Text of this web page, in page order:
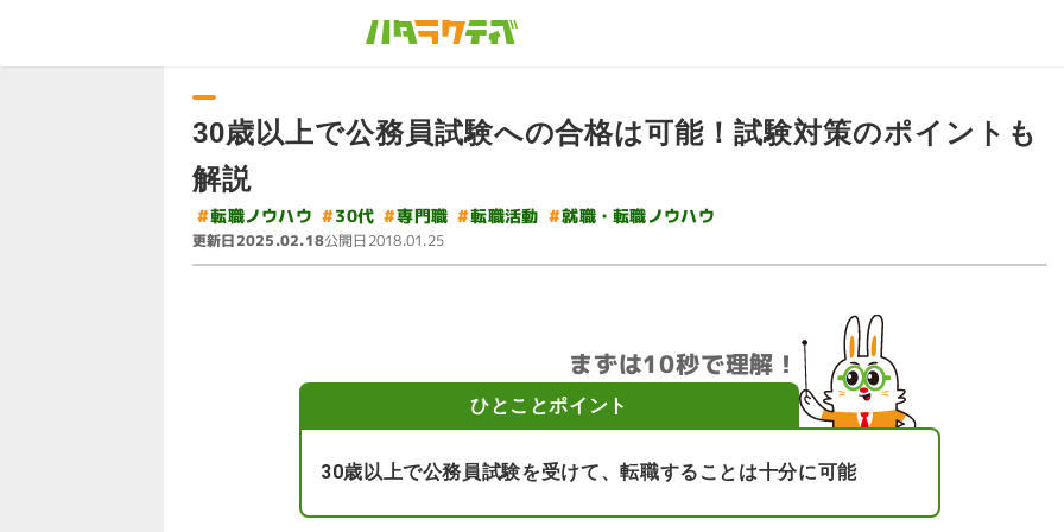
30歳以上で公務員試験への合格は可能！試験対策のポイントも
解説
#転職ノウハウ #30代 #専門職 #転職活動 #就職・転職ノウハウ
更新日2025.02.18公開日2018.01.25
まずは10秒で理解！
ひとことポイント
30歳以上で公務員試験を受けて、転職することは十分に可能